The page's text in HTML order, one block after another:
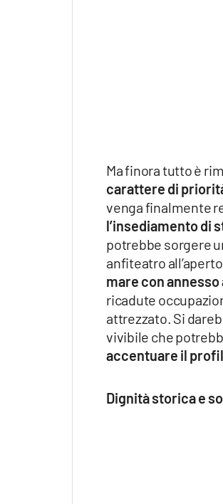
Ma finora tutto è
carattere di
venga finalmente
l’insediamento di
potrebbe sorgere
anfiteatro
mare con
ricadute
attrezzato. Si
vivibile che
accentuare il
Dignità storica e